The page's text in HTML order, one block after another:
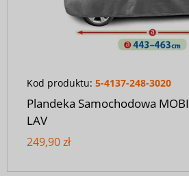
Kod produktu: 5-4137-248-3020
Plandeka Samochodowa
LAV
249,90 zł